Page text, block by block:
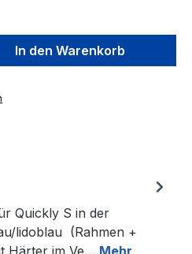
den
In den Warenkorb
Quickly S in der
lidoblau (Rahmen +